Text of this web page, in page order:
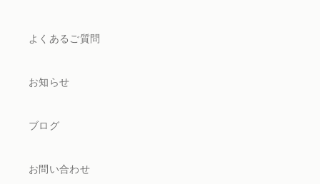
よくあるご質問
お知らせ
ブログ
お問い合わせ